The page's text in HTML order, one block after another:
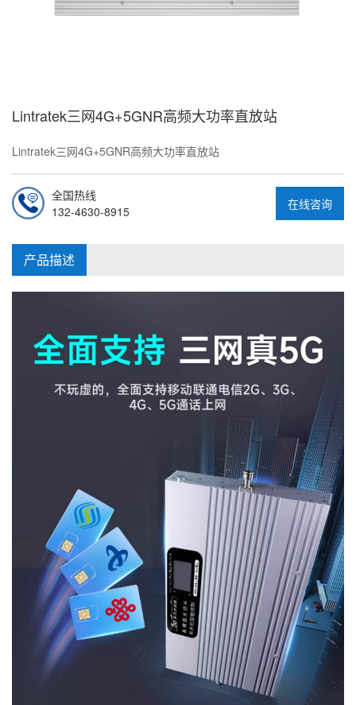
Lintratek三网4G+5GNR高频大功率直放站
Lintratek三网4G+5GNR高频大功率直放站
在线咨询
全国热线
132-4630-8915
产品描述